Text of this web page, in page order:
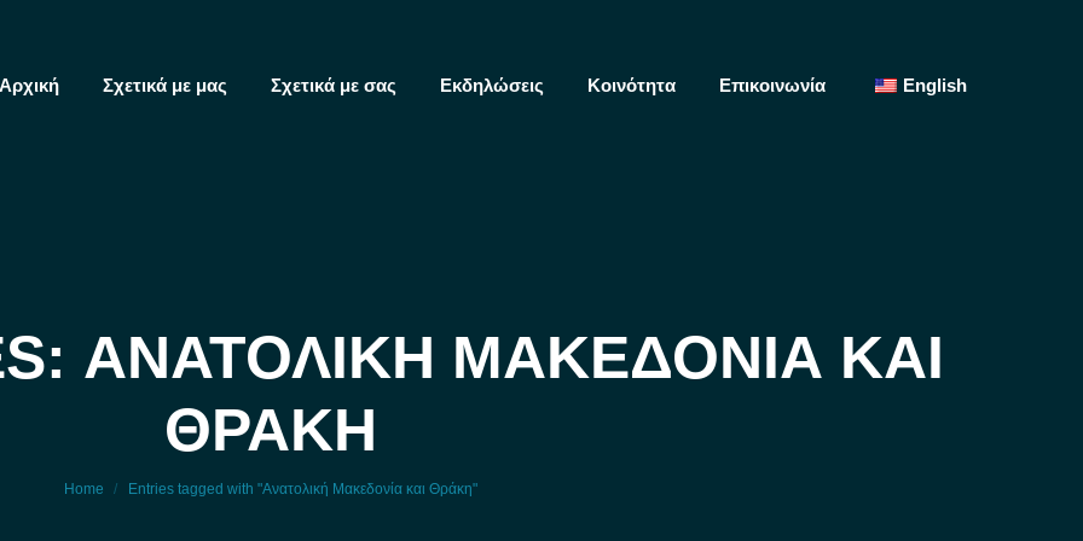
Αρχική Σχετικά με μας Σχετικά με σας Εκδηλώσεις Κοινότητα Επικοινωνία English
ΑΝΑΤΟΛΙΚΉ ΜΑΚΕΔΟΝΊΑ ΚΑΙ
ΘΡΆΚΗ
You are here:
Home Entries tagged with "Ανατολική Μακεδονία και Θράκη"